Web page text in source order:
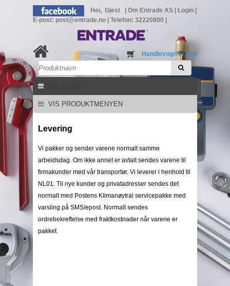
Hei, Gjest Om Entrade AS Login
E-post: post@entrade.no
Telefon: 32220800
Handlevogn er tom
VIS PRODUKTMENYEN
Levering
Vi pakker og sender varene normalt samme
arbeidsdag. Om ikke annet er avtalt sendes varene til
firmakunder med vår transportør. Vi leverer i henhold til
NL01. Til nye kunder og privatadresser sendes det
normalt med Postens Klimanøytral servicepakke med
varsling på SMS/epost. Normalt sendes
ordrebekreftelse med fraktkostnader når varene er
pakket.